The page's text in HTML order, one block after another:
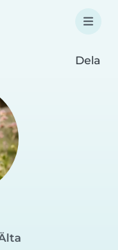
Dela